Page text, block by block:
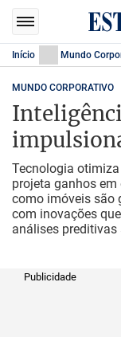
Início Mundo
MUNDO CORPORATIVO
Tecnologia
projeta ganhos
como imóveis são
com inovações
análises preditivas
Publicidade